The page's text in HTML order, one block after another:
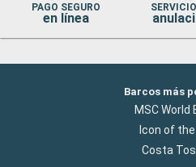
PAGO SEGURO
en línea
Barcos más
MSC World
Icon of
Costa